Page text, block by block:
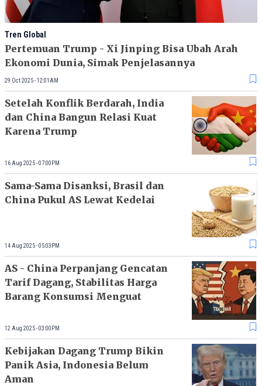
Tren Global
Pertemuan Trump - Xi Jinping Bisa Ubah Arah
Ekonomi Dunia, Simak Penjelasannya
29 Oct 2025 - 12:01AM
Setelah Konflik Berdarah, India
dan China Bangun Relasi Kuat
Karena Trump
16 Aug 2025 - 07:00PM
Sama-Sama Disanksi, Brasil dan
China Pukul AS Lewat Kedelai
14 Aug 2025 - 05:03PM
AS - China Perpanjang Gencatan
Tarif Dagang, Stabilitas Harga
Barang Konsumsi Menguat
12 Aug 2025 - 03:00PM
Kebijakan Dagang Trump Bikin
Panik Asia, Indonesia Belum
Aman